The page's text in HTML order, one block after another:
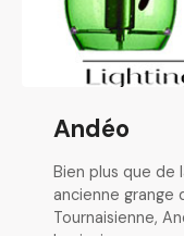
Andéo
Bien plus que de
ancienne grange
Tournaisienne,